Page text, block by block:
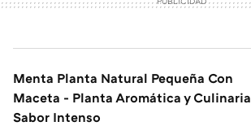
Menta Planta Natural Pequeña Con
Maceta - Planta Aromática y Culinaria
Sabor Intenso